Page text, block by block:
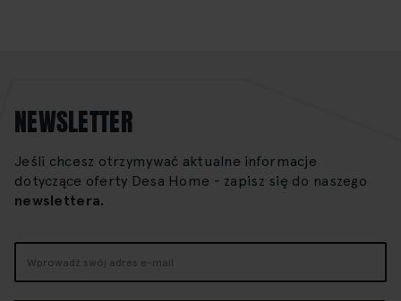
NEWSLETTER
Jeśli chcesz otrzymywać aktualne informacje
dotyczące oferty Desa Home - zapisz się do naszego
newslettera.
nasz